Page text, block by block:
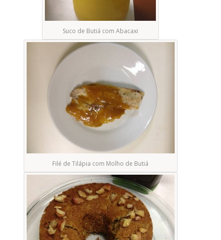
Suco de Butiá com Abacaxi
Filé de Tilápia com Molho de Butiá